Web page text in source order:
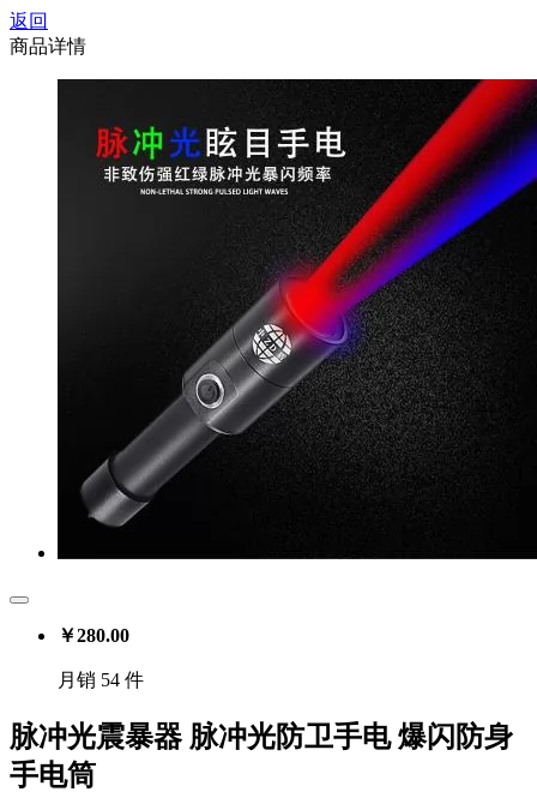
返回
商品详情
￥280.00
月销 54 件
脉冲光震暴器 脉冲光防卫手电 爆闪防身
手电筒